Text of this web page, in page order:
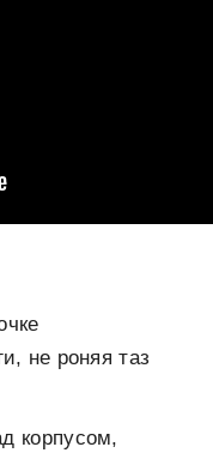
не роняя таз
корпусом,